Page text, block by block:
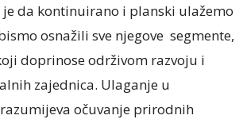
je da kontinuirano i planski ulažemo
osnažili sve njegove segmente,
doprinose održivom razvoju i
zajednica. Ulaganje u
očuvanje prirodnih